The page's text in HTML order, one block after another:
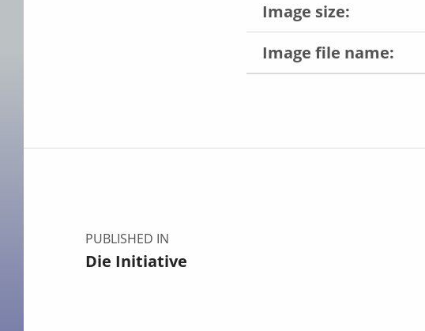
Image size:
Image file name:
Beitragsnavigation
PUBLISHED IN
Die Initiative